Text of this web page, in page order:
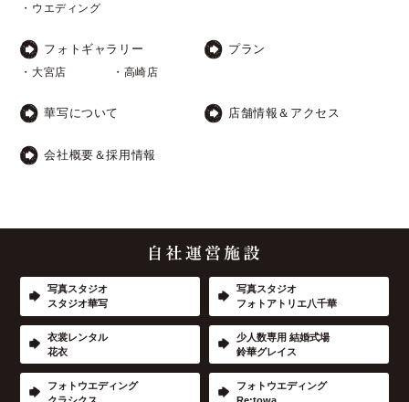
・ウエディング
フォトギャラリー
・大宮店 ・高崎店
プラン
華写について 店舗情報＆アクセス
会社概要＆採用情報
写真スタジオ
スタジオ華写
写真スタジオ
フォトアトリエ八千華
衣裳レンタル
花衣
少人数専用 結婚式場
鈴華グレイス
フォトウエディング
フォトウエディング